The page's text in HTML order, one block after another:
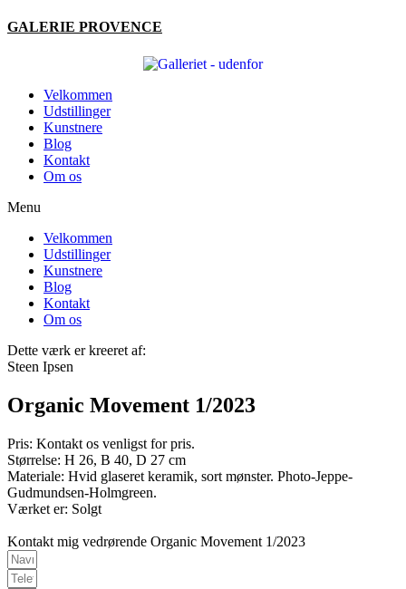
Videre
GALERIE PROVENCE
Velkommen
Udstillinger
Kunstnere
Blog
Kontakt
Om os
Menu
Velkommen
Udstillinger
Kunstnere
Blog
Kontakt
Om os
Dette værk er kreeret af:
Steen Ipsen
Organic Movement 1/2023
Pris: Kontakt os venligst for pris.
Størrelse: H 26, B 40, D 27 cm
Materiale: Hvid glaseret keramik, sort mønster. Photo-Jeppe-
Gudmundsen-Holmgreen.
Værket er: Solgt
Kontakt mig vedrørende Organic Movement 1/2023